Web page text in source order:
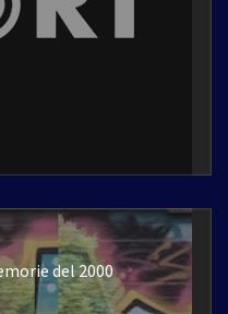
del 2000